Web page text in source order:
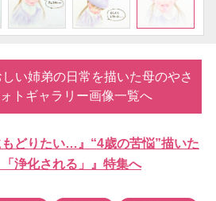
い姉弟の日常を描いた母のやさ
トギャラリー画像一覧へ
もどりたい…』“4歳の苦悩”描いた
浄化される」』特集へ